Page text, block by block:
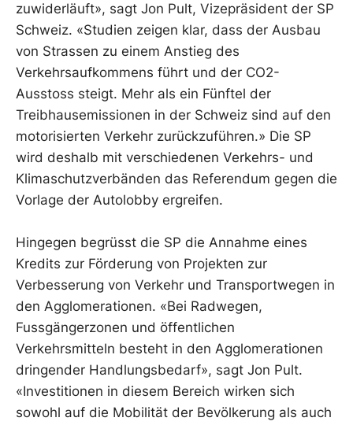
zuwiderläuft», sagt Jon Pult, Vizepräsident der SP
Schweiz. «Studien zeigen klar, dass der Ausbau
von Strassen zu einem Anstieg des
Verkehrsaufkommens führt und der CO2-
Ausstoss steigt. Mehr als ein Fünftel der
Treibhausemissionen in der Schweiz sind auf den
motorisierten Verkehr zurückzuführen.» Die SP
wird deshalb mit verschiedenen Verkehrs- und
Klimaschutzverbänden das Referendum gegen die
Vorlage der Autolobby ergreifen.
Hingegen begrüsst die SP die Annahme eines
Kredits zur Förderung von Projekten zur
Verbesserung von Verkehr und Transportwegen in
den Agglomerationen. «Bei Radwegen,
Fussgängerzonen und öffentlichen
Verkehrsmitteln besteht in den Agglomerationen
dringender Handlungsbedarf», sagt Jon Pult.
«Investitionen in diesem Bereich wirken sich
sowohl auf die Mobilität der Bevölkerung als auch